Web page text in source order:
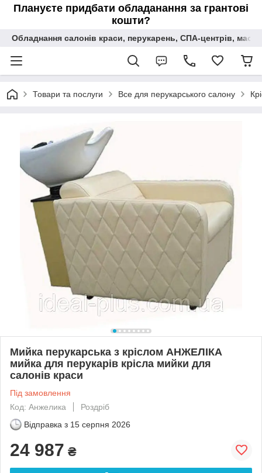
Плануєте придбати обладанання за грантові
кошти?
Обладнання салонів краси, перукарень, СПА-центрів,
Товари та послуги Все для перукарського салону
Мийка перукарська з кріслом АНЖЕЛІКА
мийка для перукарів крісла мийки для
салонів краси
Під замовлення
Код: Анжелика
Роздріб
Відправка з 15 серпня 2026
24 987 ₴